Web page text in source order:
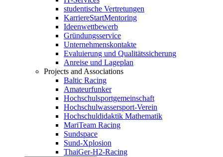
studentische Vertretungen
KarriereStartMentoring
Ideenwettbewerb
Gründungsservice
Unternehmenskontakte
Evaluierung und Qualitätssicherung
Anreise und Lageplan
Projects and Associations
Baltic Racing
Amateurfunker
Hochschulsportgemeinschaft
Hochschulwassersport-Verein
Hochschuldidaktik Mathematik
MariTeam Racing
Sundspace
Sund-Xplosion
ThaiGer-H2-Racing